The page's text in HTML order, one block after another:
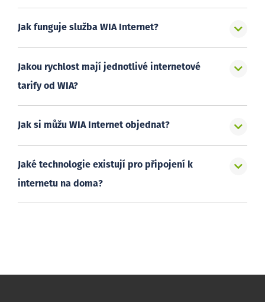
Jak funguje služba WIA Internet?
Jakou rychlost mají jednotlivé internetové
tarify od WIA?
Jak si můžu WIA Internet objednat?
Jaké technologie existují pro připojení k
internetu na doma?